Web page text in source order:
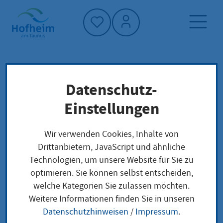
Startseite"
Dienstleistung-Finder
Lokale Anliegen
Deutsche Schulen im Ausland
Deutsche Schulen im
Ausland
Datenschutz-
Einstellungen
Wir verwenden Cookies, Inhalte von
Drittanbietern, JavaScript und ähnliche
Technologien, um unsere Website für Sie zu
optimieren. Sie können selbst entscheiden,
welche Kategorien Sie zulassen möchten.
Weitere Informationen finden Sie in unseren
Datenschutzhinweisen / Impressum.